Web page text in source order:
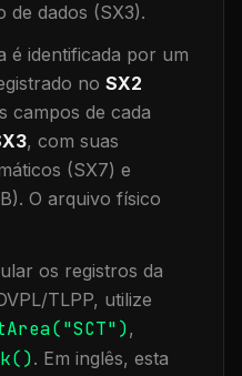
de dados (SX3).
é identificada por um
no SX2
campos de cada
, com suas
(SX7) e
O arquivo físico
os registros da
TLPP, utilize
SCT"),
. Em inglês, esta